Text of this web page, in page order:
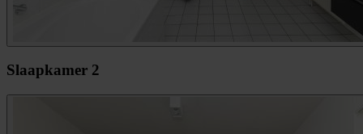
Slaapkamer 2